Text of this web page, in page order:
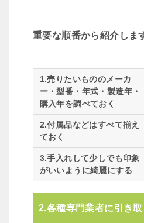
重要な順番から紹介しま
1.売りたいもののメーカ
ー・型番・年式・製造年・
購入年を調べておく
2.付属品などはすべて揃え
ておく
3.手入れして少しでも印象
がいいように綺麗にする
2.各種専門業者に引き